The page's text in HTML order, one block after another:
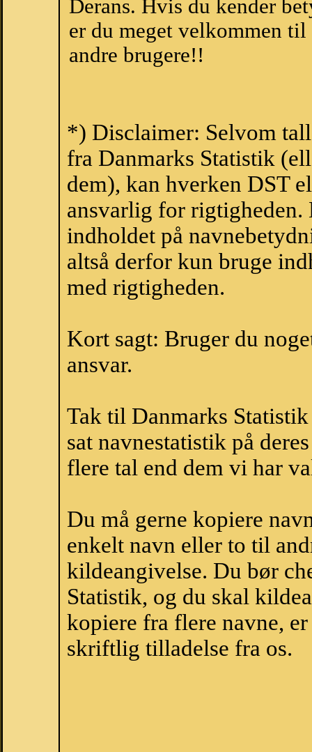
Derans. Hvis du kender
er du meget velkommen
andre brugere!!
*) Disclaimer: Selvom
fra Danmarks Statistik
dem), kan hverken DST
ansvarlig for
indholdet på
altså derfor kun bruge
med rigtigheden.
Kort sagt: Bruger du
ansvar.
Tak til Danmarks
sat navnestatistik på
flere tal end dem vi har
Du må gerne kopiere
enkelt navn eller to til
kildeangivelse. Du bør
Statistik, og du skal
kopiere fra flere navne,
skriftlig tilladelse fra os.